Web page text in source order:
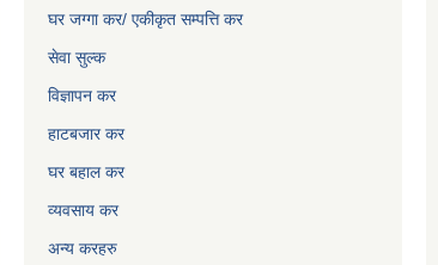
घर जग्गा कर/ एकीकृत सम्पत्ति कर
सेवा सुल्क
विज्ञापन कर
हाटबजार कर
घर बहाल कर
व्यवसाय कर
अन्य करहरु